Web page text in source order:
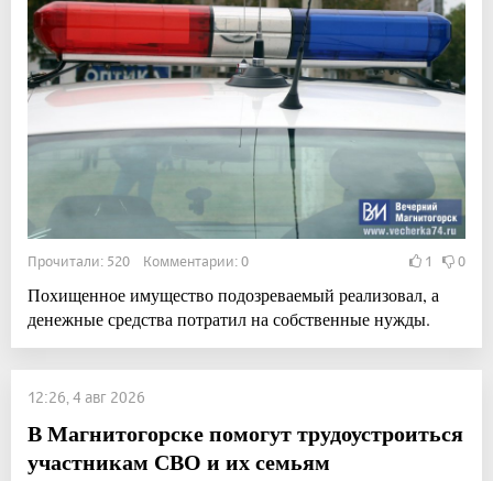
Прочитали: 520 Комментарии: 0 1 0
Похищенное имущество подозреваемый реализовал, а
денежные средства потратил на собственные нужды.
12:26, 4 авг 2026
В Магнитогорске помогут трудоустроиться
участникам СВО и их семьям